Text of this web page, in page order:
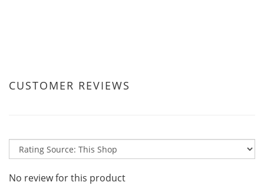
CUSTOMER REVIEWS
No review for this product